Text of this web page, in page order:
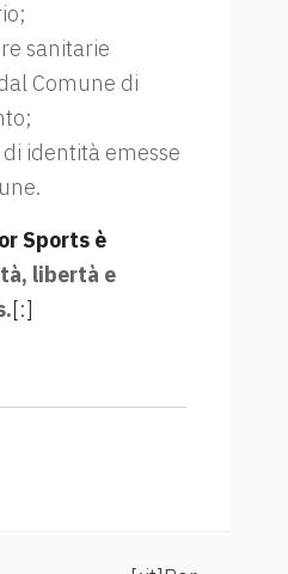
sanitarie
Comune di
di identità emesse
Sports è
libertà e
[:]